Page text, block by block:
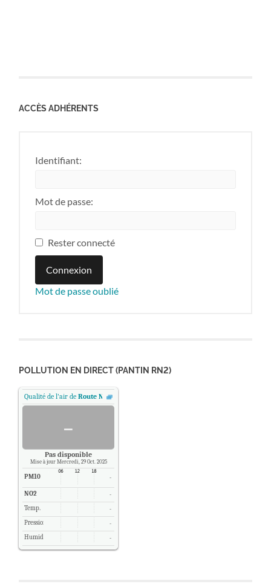
ACCÈS ADHÉRENTS
Identifiant:
Mot de passe:
Rester connecté
Connexion
Mot de passe oublié
POLLUTION EN DIRECT (PANTIN RN2)
Qualité de l'air deRoute Nationale 2 - Pantin, Paris
-
Pas disponible
Mise à jour Mercredi, 29 Oct. 2025
PM10 -
NO2 -
Temp. -
Pression -
Humidité -